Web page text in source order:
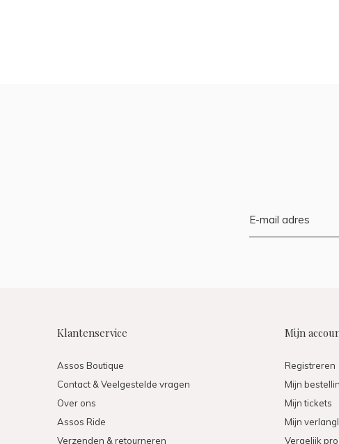
Klantenservice
Assos Boutique
Contact & Veelgestelde vragen
Over ons
Assos Ride
Verzenden & retourneren
Mijn
Registreren
Mijn
Mijn tickets
Mijn
Vergelijk